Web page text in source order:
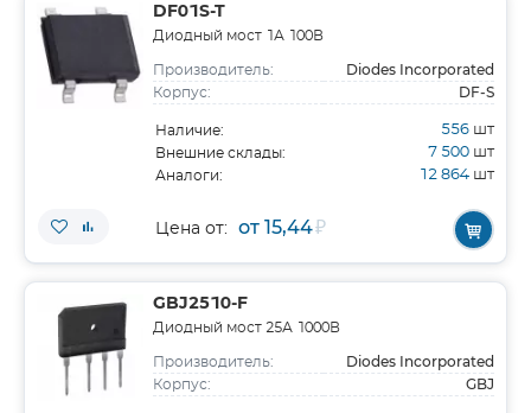
DF01S-T
Диодный мост 1А 100В
Производитель: Diodes Incorporated
Корпус: DF-S
Наличие: 556 шт
Внешние склады: 7 500 шт
Аналоги: 12 864 шт
Цена от: от 15,44₽
GBJ2510-F
Диодный мост 25А 1000В
Производитель: Diodes Incorporated
Корпус: GBJ